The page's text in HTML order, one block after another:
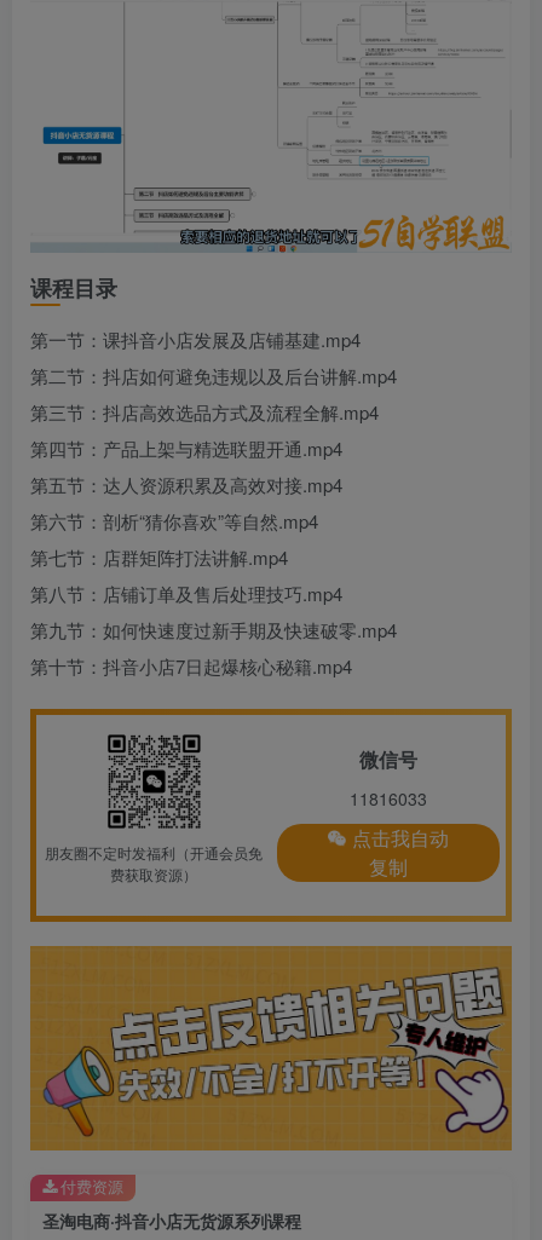
课程目录
第一节：课抖音小店发展及店铺基建.mp4
第二节：抖店如何避免违规以及后台讲解.mp4
第三节：抖店高效选品方式及流程全解.mp4
第四节：产品上架与精选联盟开通.mp4
第五节：达人资源积累及高效对接.mp4
第六节：剖析“猜你喜欢”等自然.mp4
第七节：店群矩阵打法讲解.mp4
第八节：店铺订单及售后处理技巧.mp4
第九节：如何快速度过新手期及快速破零.mp4
第十节：抖音小店7日起爆核心秘籍.mp4
朋友圈不定时发福利（开通会员免
费获取资源）
微信号
11816033
点击我自动
复制
圣淘电商·抖音小店无货源系列课程
付费资源